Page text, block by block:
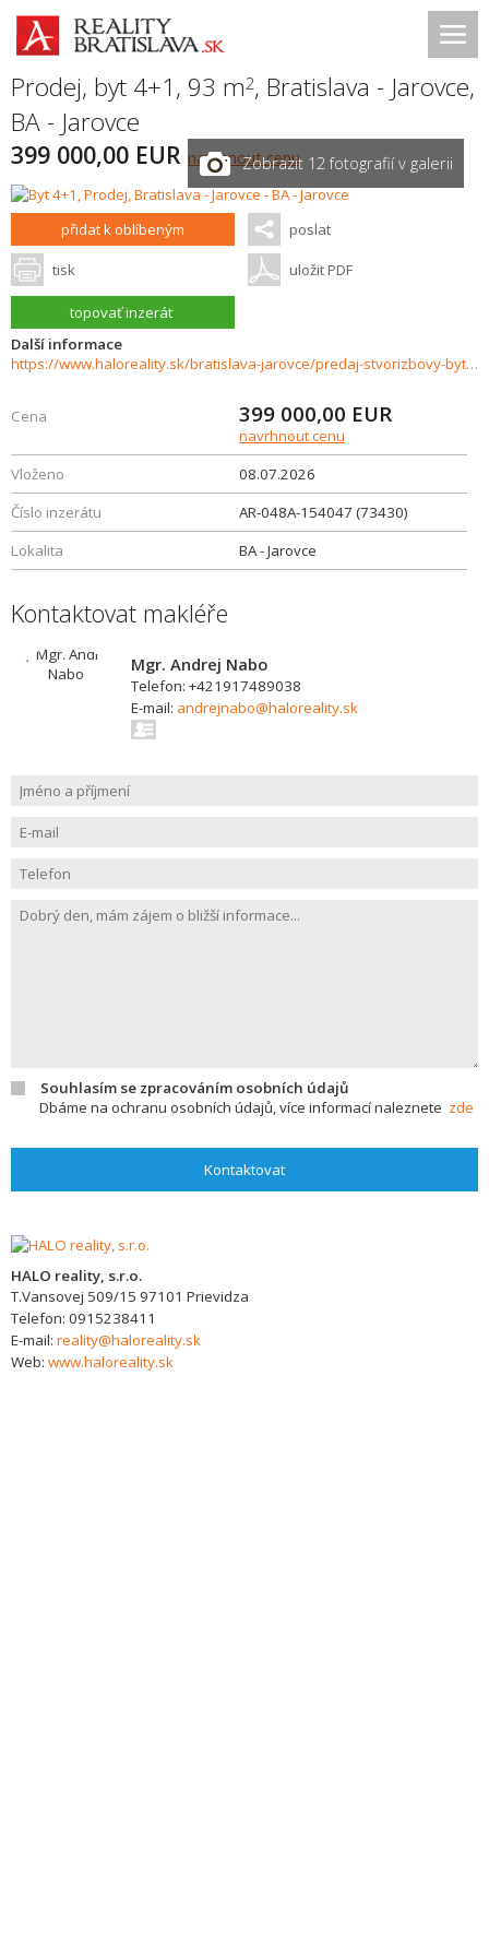
Prodej, byt 4+1, 93 m2, Bratislava - Jarovce,
BA - Jarovce
399 000,00 EUR navrhnout cenuZobrazit 12 fotografií v galerii
přidat k oblíbeným poslat
tisk uložit PDF
topovať inzerát
Další informace
https://www.haloreality.sk/bratislava-jarovce/predaj-stvorizbovy-byt-bratislava-jarovce-chotarna---novostavba/73430
Cena 399 000,00 EUR
navrhnout cenu
Vloženo
08.07.2026
Číslo inzerátu
AR-048A-154047 (73430)
Lokalita
BA - Jarovce
Kontaktovat makléře
Mgr. Andrej Nabo
Telefon: +421917489038
E-mail: andrejnabo@haloreality.sk
Souhlasím se zpracováním osobních údajů
Dbáme na ochranu osobních údajů, více informací naleznete zde
Kontaktovat
HALO reality, s.r.o.
T.Vansovej 509/15 97101 Prievidza
Telefon: 0915238411
E-mail: reality@haloreality.sk
Web: www.haloreality.sk